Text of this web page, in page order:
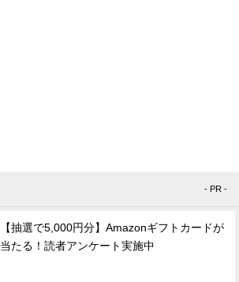
- PR -
【抽選で5,000円分】Amazonギフトカードが
当たる！読者アンケート実施中